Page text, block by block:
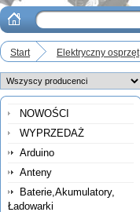
Start Elektryczny osprzęt
NOWOŚCI
WYPRZEDAŻ
Arduino
Anteny
Baterie,Akumulatory,
Ładowarki